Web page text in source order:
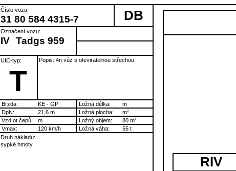
Číslo vozu:
31 80 584 4315-7 DB
RIV
Označení vozu:
IV Tadgs 959
UIC-typ:
T
Popis: 4n vůz s oteviratelnou střechou
Brzda: KE - GP Ložná délka:
m
DpN:
21,6 m Ložná plocha: m2
Vzd.ot.čepů: m Ložný objem: 80 m3
Vmax: 120 km/h Ložná váha:
55 t
Druh nákladu:
sypké hmoty